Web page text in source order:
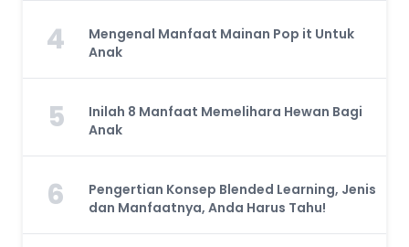
4
Mengenal Manfaat Mainan Pop it Untuk
Anak
5
Inilah 8 Manfaat Memelihara Hewan Bagi
Anak
6
Pengertian Konsep Blended Learning, Jenis
dan Manfaatnya, Anda Harus Tahu!